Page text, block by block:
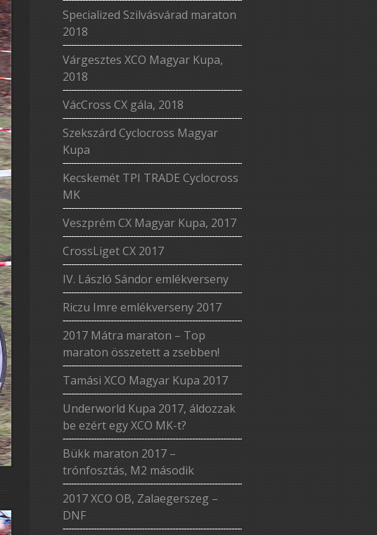
Specialized Szilvásvárad maraton
2018
Várgesztes XCO Magyar Kupa,
2018
VácCross CX gála, 2018
Szekszárd Cyclocross Magyar
Kupa
Kecskemét TPI TRADE Cyclocross
MK
Veszprém CX Magyar Kupa, 2017
CrossLiget CX 2017
IV. László Sándor emlékverseny
Riczu Imre emlékverseny 2017
2017 Mátra maraton – Top
maraton összetett a zsebben!
Tamási XCO Magyar Kupa 2017
Underworld Kupa 2017, áldozzak
be ezért egy XCO MK-t?
Bükk maraton 2017 –
trónfosztás, M2 második
2017 XCO OB, Zalaegerszeg –
DNF